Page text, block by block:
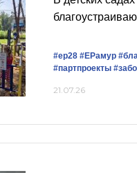
#ер28 #ЕРамур
#партпроекты
21.07.26